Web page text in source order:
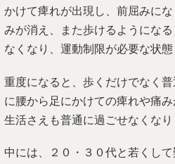
かけて痺れが出現し、前屈みに
みが消え、また歩けるようにな
なくなり、運動制限が必要な状態
重度になると、歩くだけでなく
に腰から足にかけての痺れや痛
生活さえも普通に過ごせなくなり
中には、２０・３０代と若くし